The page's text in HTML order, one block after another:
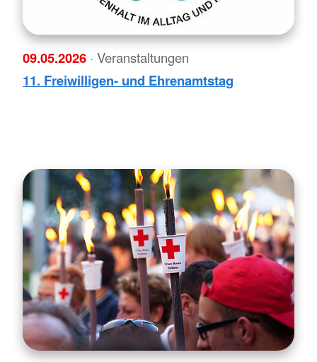
09.05.2026 · Veranstaltungen
11. Freiwilligen- und Ehrenamtstag